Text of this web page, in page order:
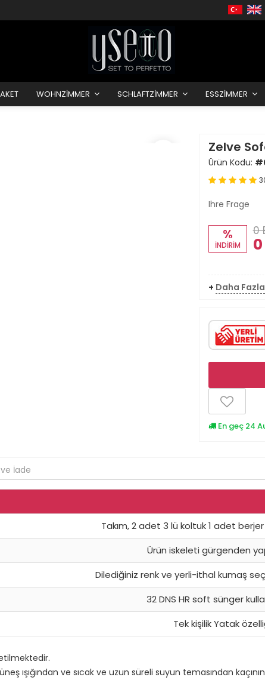
WOHNZIMMER SCHLAFTZIMMER ESSZIMMER
Zelve
Ürün Kodu:
Ihre Frage
%
İNDİRİM
0
0
+ Daha Fazla
En geç 24
İade
Takım, 2 adet 3 lü koltuk 1 adet
Ürün iskeleti gürgenden
Dilediğiniz renk ve yerli-ithal kumaş
32 DNS HR soft sünger
Tek kişilik Yatak
ışığından ve sıcak ve uzun süreli suyun temasından